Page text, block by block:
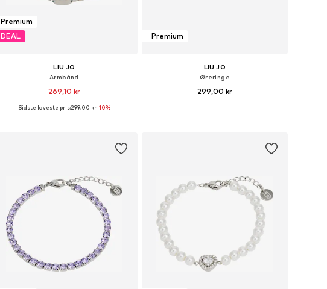
Premium
DEAL
LIU JO
Armbånd
269,10 kr
Tilgængelige størrelser: One Size
Sidste laveste pris:299,00 kr-10%
Premium
LIU JO
Øreringe
299,00 kr